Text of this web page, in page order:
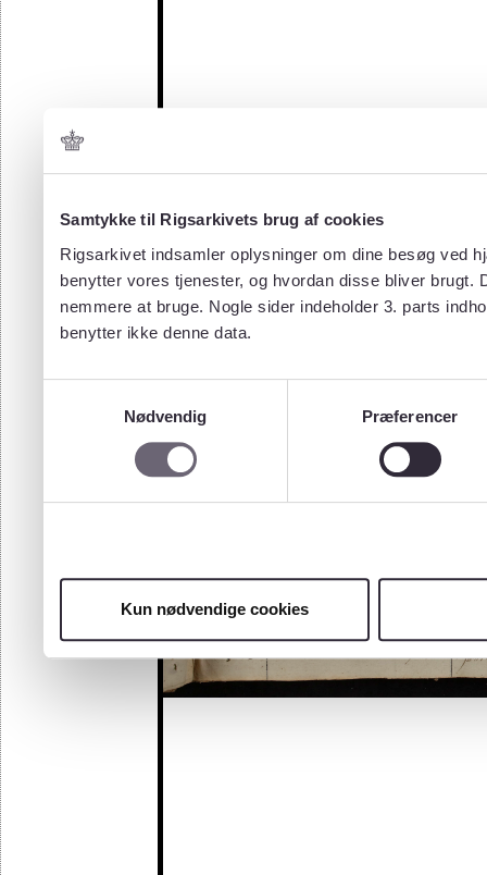
Samtykke til Rigsarkivets brug af cookies
Rigsarkivet indsamler oplysninger om dine besøg ved
benytter vores tjenester, og hvordan disse bliver
nemmere at bruge. Nogle sider indeholder 3. parts
benytter ikke denne data.
Nødvendig
Præferencer
Kun nødvendige cookies